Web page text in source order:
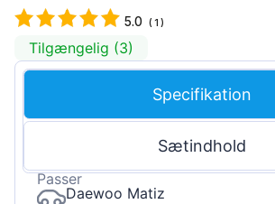
5.0 (1 )
Tilgængelig (3)
Specifikation
Sætindhold
Passer
Daewoo Matiz